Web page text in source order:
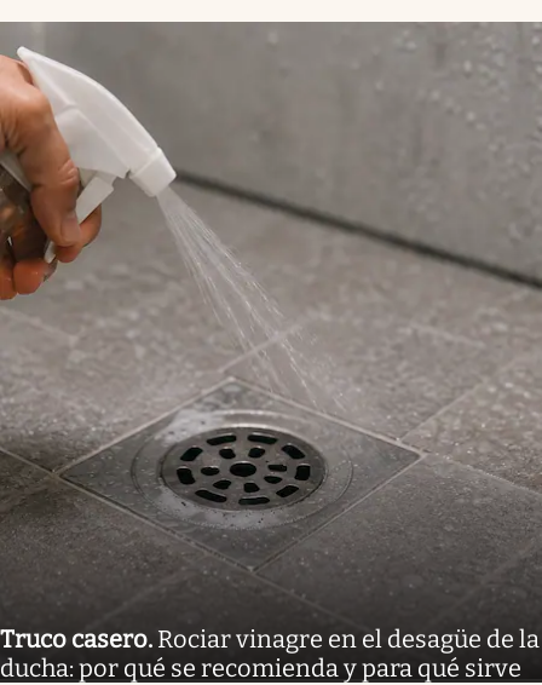
Truco casero. Rociar vinagre en el desagüe de la
ducha: por qué se recomienda y para qué sirve